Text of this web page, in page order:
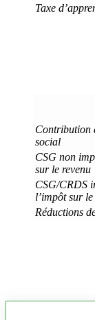
Taxe
Contribution
social
CSG non
sur le revenu
CSG/CRDS
l’impôt sur
Réductions